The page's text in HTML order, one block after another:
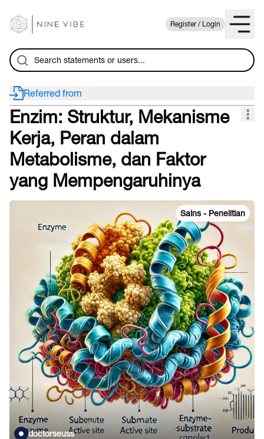
Register / Login
Enzim: Struktur, Mekanisme
Kerja, Peran dalam
Metabolisme, dan Faktor
yang Mempengaruhinya
doctorseuss
Sains - Penelitian
Referred from